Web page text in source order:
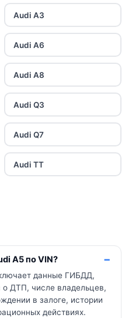
Audi A3
Audi A6
Audi A8
Audi Q3
Audi Q7
Audi TT
A5 по VIN?
данные ГИБДД,
ДТП, числе владельцев,
в залоге, истории
действиях.